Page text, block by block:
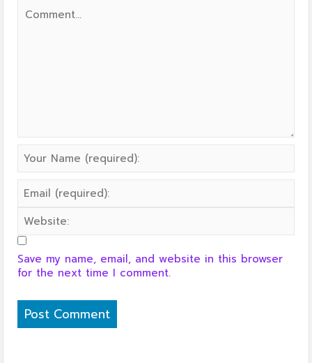
Save my name, email, and website in this browser
for the next time I comment.